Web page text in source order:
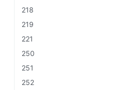
218
219
221
250
251
252